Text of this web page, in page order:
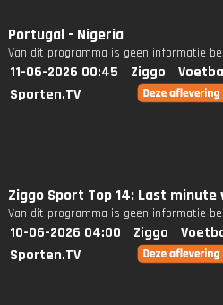
Portugal - Nigeria
Van dit programma is geen informatie
11-06-2026 00:45 Ziggo
Sporten.TV
Ziggo Sport Top 14: Last minute
Van dit programma is geen informatie
10-06-2026 04:00 Ziggo
Sporten.TV